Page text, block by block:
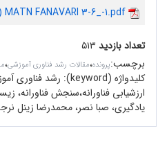
FANAVARI 3-6_-1.pdf
تعداد بازدید ۵۱۳
برچسب:پرونده،مقالات رشد فناوری آموزشی،
کلیدواژه (keyword):
رشد فناوری
ارزشیابی فناورانه،سنجش
یادگیری، صبا نصر، محمدرضا زینل